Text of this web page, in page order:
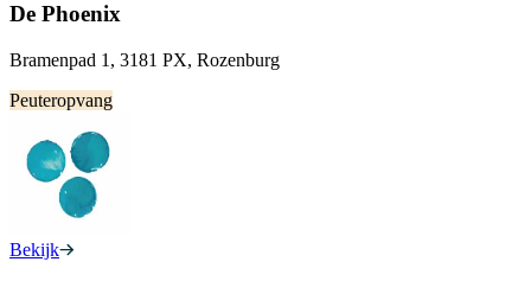
De Phoenix
Bramenpad 1, 3181 PX, Rozenburg
Peuteropvang
Bekijk